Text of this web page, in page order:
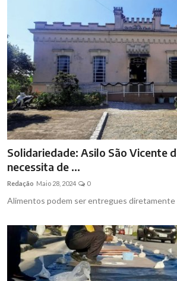
Policial
Brasil
Solidariedade: Asilo São Vicente
necessita de ...
Redação Maio 28, 2024 0
Alimentos podem ser entregues